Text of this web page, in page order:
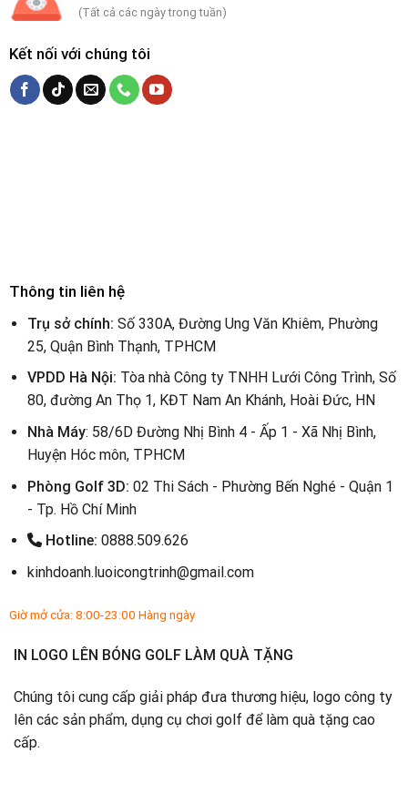
(Tất cả các ngày trong tuần)
Kết nối với chúng tôi
Thông tin liên hệ
Trụ sở chính: Số 330A, Đường Ung Văn Khiêm, Phường
25, Quận Bình Thạnh, TPHCM
VPDD Hà Nội: Tòa nhà Công ty TNHH Lưới Công Trình, Số
80, đường An Thọ 1, KĐT Nam An Khánh, Hoài Đức, HN
Nhà Máy: 58/6D Đường Nhị Bình 4 - Ấp 1 - Xã Nhị Bình,
Huyện Hóc môn, TPHCM
Phòng Golf 3D:02 Thi Sách - Phường Bến Nghé - Quận 1
- Tp. Hồ Chí Minh
Hotline: 0888.509.626
kinhdoanh.luoicongtrinh@gmail.com
Giờ mở cửa: 8:00-23:00 Hàng ngày
IN LOGO LÊN BÓNG GOLF LÀM QUÀ TẶNG
Chúng tôi cung cấp giải pháp đưa thương hiệu, logo công ty
lên các sản phẩm, dụng cụ chơi golf để làm quà tặng cao
cấp.